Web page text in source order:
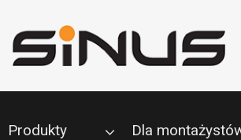
do
treści
Produkty Dla